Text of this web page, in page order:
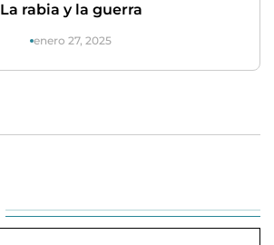
La rabia y la guerra
enero 27, 2025